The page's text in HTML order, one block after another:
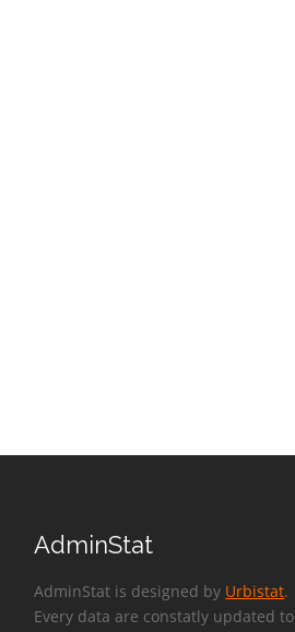
AdminStat
AdminStat is designed by Urbistat.
Every data are constatly updated to